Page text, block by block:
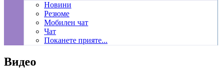
Новини
Резюме
Мобилен чат
Чат
Поканете прияте...
Видео